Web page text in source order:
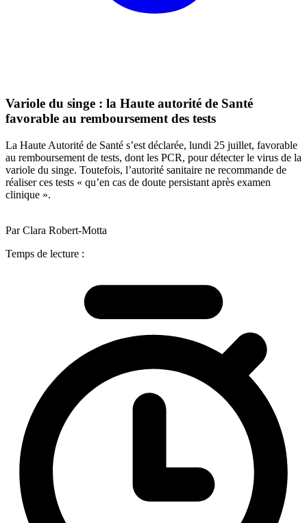
Variole du singe : la Haute autorité de Santé
favorable au remboursement des tests
La Haute Autorité de Santé s’est déclarée, lundi 25 juillet, favorable
au remboursement de tests, dont les PCR, pour détecter le virus de la
variole du singe. Toutefois, l’autorité sanitaire ne recommande de
réaliser ces tests « qu’en cas de doute persistant après examen
clinique ».
Par Clara Robert-Motta
Temps de lecture :